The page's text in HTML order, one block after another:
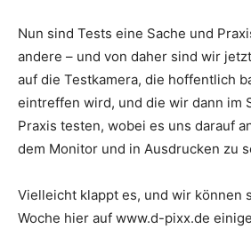
Nun sind Tests eine Sache und
andere – und von daher sind wir
auf die Testkamera, die hoffentlich
eintreffen wird, und die wir dann im
Praxis testen, wobei es uns darauf
dem Monitor und in Ausdrucken zu
Vielleicht klappt es, und wir können
Woche hier auf www.d-pixx.de